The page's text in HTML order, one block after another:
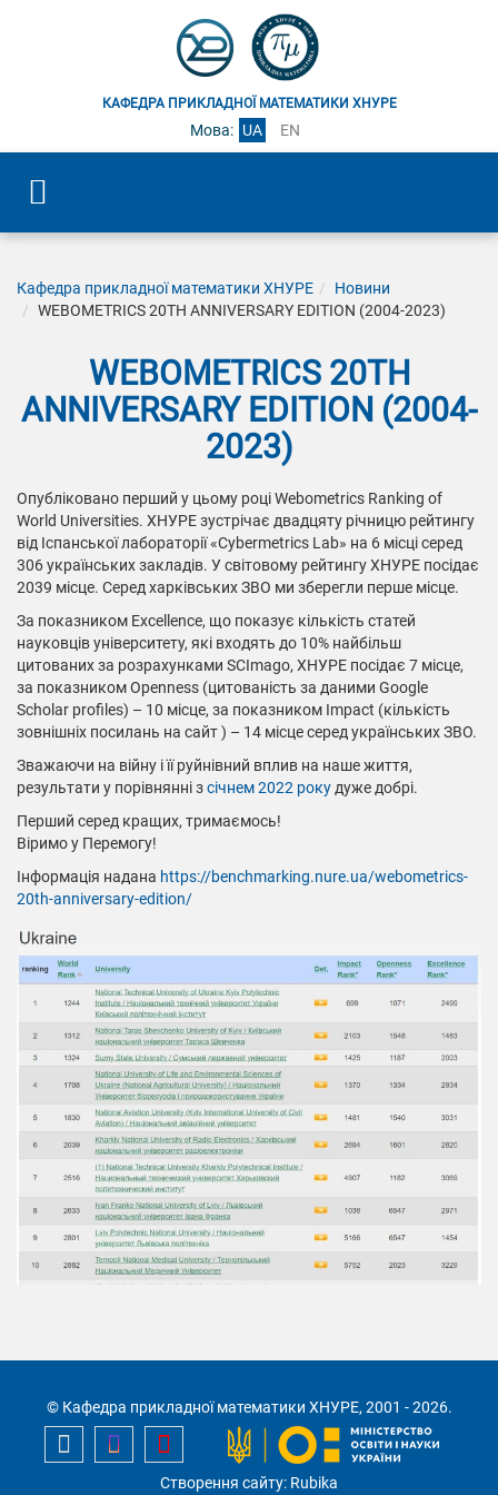
КАФЕДРА ПРИКЛАДНОЇ МАТЕМАТИКИ ХНУРЕ
Мова: UA EN
Кафедра прикладної математики ХНУРЕ
Новини
WEBOMETRICS 20TH ANNIVERSARY EDITION (2004-2023)
WEBOMETRICS 20TH
ANNIVERSARY EDITION (2004-
2023)
Опубліковано перший у цьому році Webometrics Ranking of
World Universities. ХНУРЕ зустрічає двадцяту річницю рейтингу
від Іспанської лабораторії «Cybermetrics Lab» на 6 місці серед
306 українських закладів. У світовому рейтингу ХНУРЕ посідає
2039 місце. Серед харківських ЗВО ми зберегли перше місце.
За показником Excellence, що показує кількість статей
науковців університету, які входять до 10% найбільш
цитованих за розрахунками SСImago, ХНУРЕ посідає 7 місце,
за показником Openness (цитованість за даними Google
Scholar profiles) – 10 місце, за показником Impact (кількість
зовнішніх посилань на сайт ) – 14 місце серед українських ЗВО.
Зважаючи на війну і її руйнівний вплив на наше життя,
результати у порівнянні зсічнем 2022 року дуже добрі.
Перший серед кращих, тримаємось!
Віримо у Перемогу!
Інформація надана https://benchmarking.nure.ua/webometrics-
20th-anniversary-edition/
© Кафедра прикладної математики ХНУРЕ, 2001 - 2026.
Створення сайту: Rubika